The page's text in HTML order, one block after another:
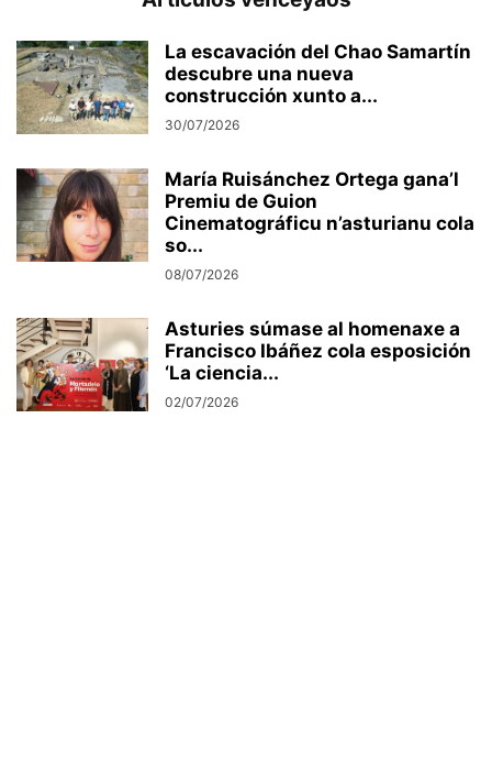
La escavación del Chao Samartín
descubre una nueva
construcción xunto a...
30/07/2026
María Ruisánchez Ortega gana’l
Premiu de Guion
Cinematográficu n’asturianu cola
so...
08/07/2026
Asturies súmase al homenaxe a
Francisco Ibáñez cola esposición
‘La ciencia...
02/07/2026